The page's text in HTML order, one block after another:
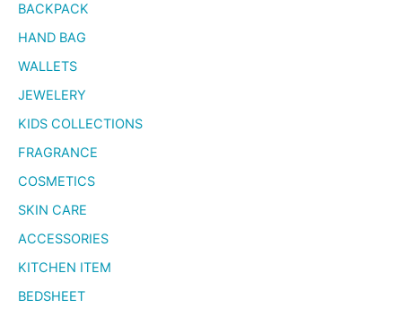
BACKPACK
HAND BAG
WALLETS
JEWELERY
KIDS COLLECTIONS
FRAGRANCE
COSMETICS
SKIN CARE
ACCESSORIES
KITCHEN ITEM
BEDSHEET